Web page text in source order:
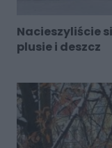
Nacieszyliście
plusie i deszcz